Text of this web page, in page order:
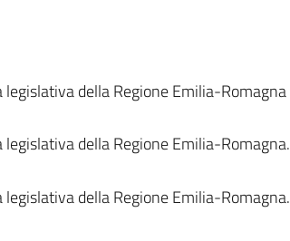
della Regione Emilia-Romagna
della Regione Emilia-Romagna.
della Regione Emilia-Romagna.